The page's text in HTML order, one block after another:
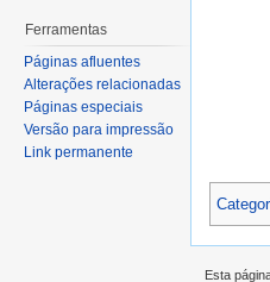
Ferramentas
Páginas afluentes
Alterações relacionadas
Páginas especiais
Versão para impressão
Link permanente
Esta